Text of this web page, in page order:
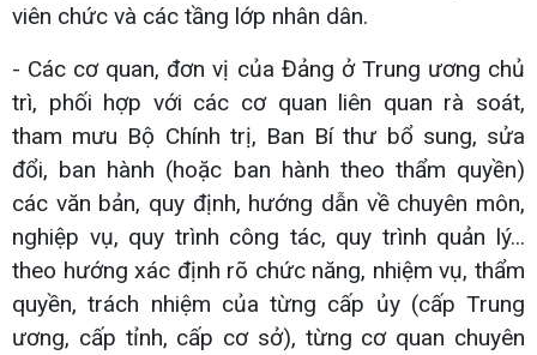
viên chức và các tầng lớp nhân dân.
- Các cơ quan, đơn vị của Đảng ở Trung ương chủ
trì, phối hợp với các cơ quan liên quan rà soát,
tham mưu Bộ Chính trị, Ban Bí thư bổ sung, sửa
đổi, ban hành (hoặc ban hành theo thẩm quyền)
các văn bản, quy định, hướng dẫn về chuyên môn,
nghiệp vụ, quy trình công tác, quy trình quản lý...
theo hướng xác định rõ chức năng, nhiệm vụ, thẩm
quyền, trách nhiệm của từng cấp ủy (cấp Trung
ương, cấp tỉnh, cấp cơ sở), từng cơ quan chuyên